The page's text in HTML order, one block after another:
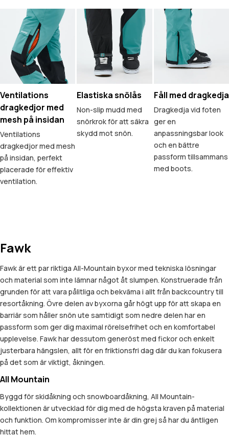
Ventilations
dragkedjor med
mesh på insidan
Ventilations
dragkedjor med mesh
på insidan, perfekt
placerade för effektiv
ventilation.
Elastiska snölås
Non-slip mudd med
snörkrok för att säkra
skydd mot snön.
Fåll med dragkedja
Dragkedja vid foten
ger en
anpassningsbar look
och en bättre
passform tillsammans
med boots.
Fawk
Fawk är ett par riktiga All-Mountain byxor med tekniska lösningar
och material som inte lämnar något åt slumpen. Konstruerade från
grunden för att vara pålitliga och bekväma i allt från backcountry till
resortåkning. Övre delen av byxorna går högt upp för att skapa en
barriär som håller snön ute samtidigt som nedre delen har en
passform som ger dig maximal rörelsefrihet och en komfortabel
upplevelse. Fawk har dessutom generöst med fickor och enkelt
justerbara hängslen, allt för en friktionsfri dag där du kan fokusera
på det som är viktigt, åkningen.
All Mountain
Byggd för skidåkning och snowboardåkning, All Mountain-
kollektionen är utvecklad för dig med de högsta kraven på material
och funktion. Om kompromisser inte är din grej så har du äntligen
hittat hem.